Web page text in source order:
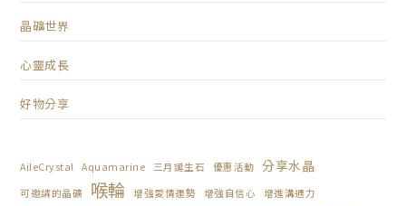
晶礦世界
心靈成長
好物分享
AileCrystal Aquamarine 三月誕生石 優惠活動 分享水晶
可邀請的晶礦 喉輪 增強愛情運勢 增強自信心
增進溝通力